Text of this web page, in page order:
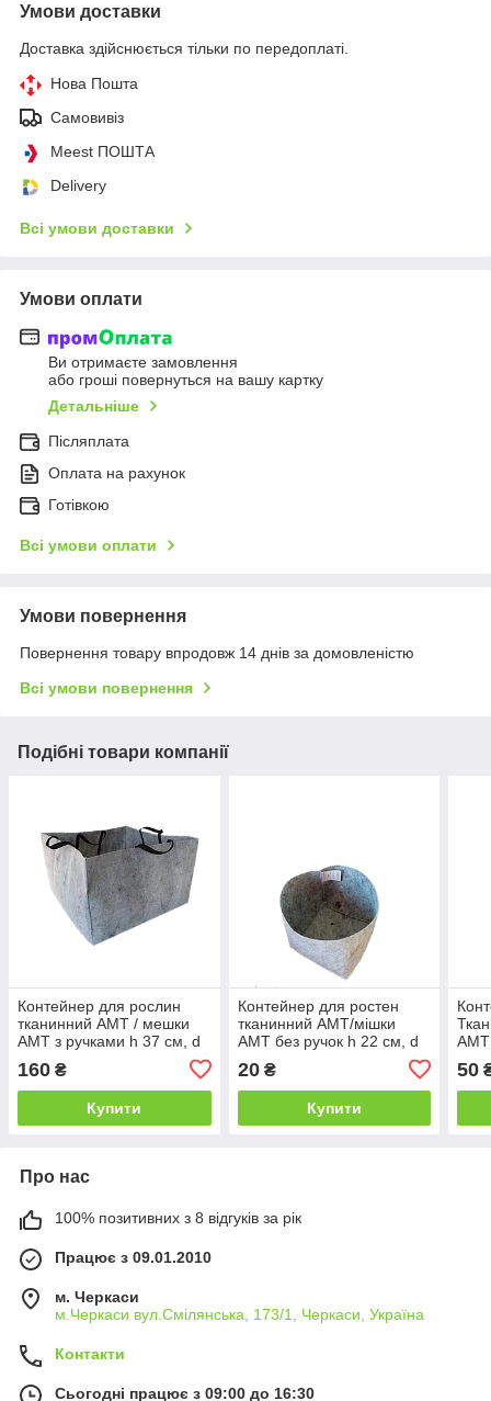
Умови доставки
Доставка здійснюється тільки по передоплаті.
Нова Пошта
Самовивіз
Meest ПОШТА
Delivery
Всі умови доставки
Умови оплати
Ви отримаєте замовлення
або гроші повернуться на вашу картку
Детальніше
Післяплата
Оплата на рахунок
Готівкою
Всі умови оплати
Умови повернення
Повернення товару впродовж 14 днів за домовленістю
Всі умови повернення
Подібні товари компанії
Контейнер для рослин
тканинний АМТ / мешки
АМТ з ручками h 37 см, d
160 ₴
Купити
Контейнер для ростен
тканинний АМТ/мішки
АМТ без ручок h 22 см, d
20₴
Купити
АМТ
50
Про нас
100% позитивних з 8 відгуків за рік
Працює з 09.01.2010
м. Черкаси
м.Черкаси вул.Смілянська, 173/1, Черкаси, Україна
Контакти
Сьогодні працює з 09:00 до 16:30